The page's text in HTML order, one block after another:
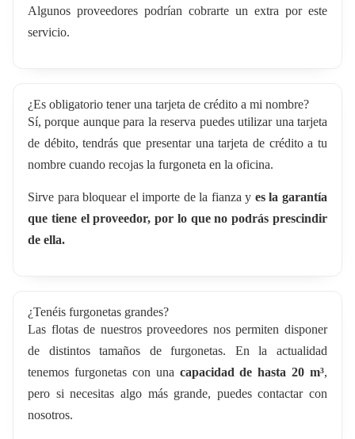
Algunos proveedores podrían cobrarte un extra por este
servicio.
¿Es obligatorio tener una tarjeta de crédito a mi nombre?
Sí, porque aunque para la reserva puedes utilizar una tarjeta
de débito, tendrás que presentar una tarjeta de crédito a tu
nombre cuando recojas la furgoneta en la oficina.
Sirve para bloquear el importe de la fianza y es la garantía
que tiene el proveedor, por lo que no podrás prescindir
de ella.
¿Tenéis furgonetas grandes?
Las flotas de nuestros proveedores nos permiten disponer
de distintos tamaños de furgonetas. En la actualidad
tenemos furgonetas con una capacidad de hasta 20 m³,
pero si necesitas algo más grande, puedes contactar con
nosotros.